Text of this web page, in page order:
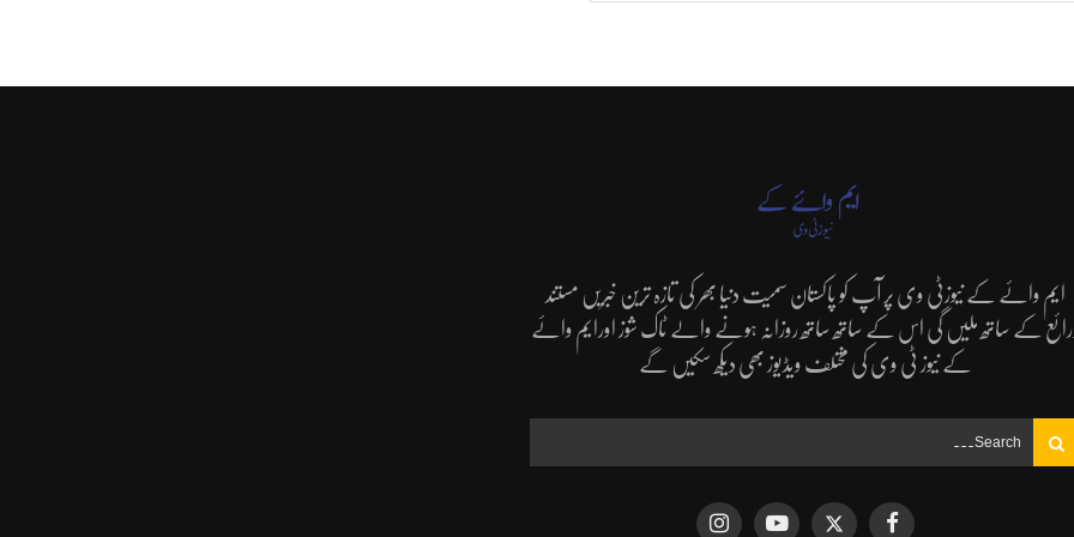
ایم وائے کے نیوزٹی وی پر آپ کو پاکستان سمیت دنیا بھر کی تازہ ترین خبریں مستند
کے ساتھ ملیں گی اس کے ساتھ ساتھ روزانہ ہونے والے ٹاک شوز اورایم وائے
کے نیوز ٹی وی کی مختلف ویڈیوز بھی دیکھ سکیں گے